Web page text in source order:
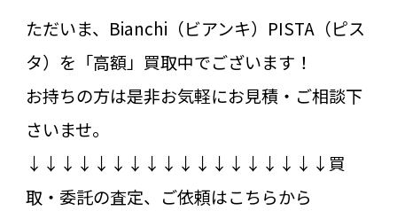
ただいま、Bianchi（ビアンキ）PISTA（ピス
タ）を「高額」買取中でございます！
お持ちの方は是非お気軽にお見積・ご相談下
さいませ。
↓↓↓↓↓↓↓↓↓↓↓↓↓↓↓↓↓↓買
取・委託の査定、ご依頼はこちらから